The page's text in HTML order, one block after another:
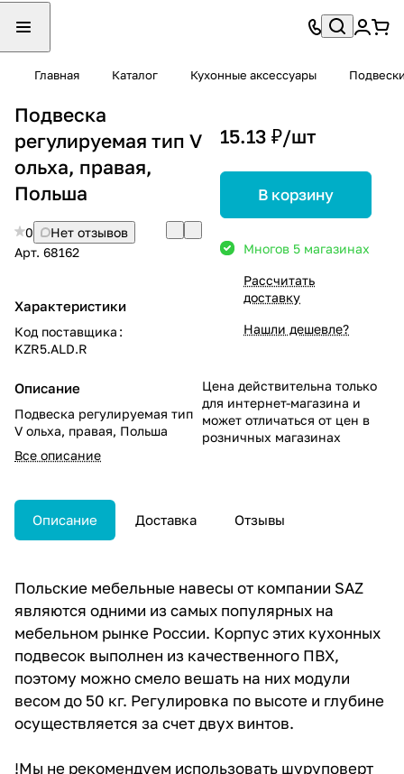
Главная Каталог Кухонные аксессуары
Подвеска
регулируемая тип V
ольха, правая,
Польша
0
Нет отзывов
Арт. 68162
Характеристики
Код поставщика :
KZR5.ALD.R
Описание
Подвеска регулируемая тип
V ольха, правая, Польша
Все описание
15.13 ₽/шт
В корзину
Многов 5 магазинах
Рассчитать
доставку
Нашли дешевле?
Цена действительна только
для интернет-магазина и
может отличаться от цен в
розничных магазинах
Описание Доставка Отзывы
Польские мебельные навесы от компании SAZ
являются одними из самых популярных на
мебельном рынке России. Корпус этих кухонных
подвесок выполнен из качественного ПВХ,
поэтому можно смело вешать на них модули
весом до 50 кг. Регулировка по высоте и глубине
осуществляется за счет двух винтов.
!Мы не рекомендуем использовать шуруповерт